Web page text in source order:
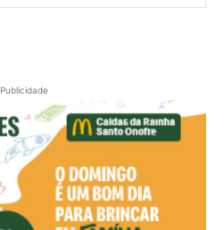
Publicidade